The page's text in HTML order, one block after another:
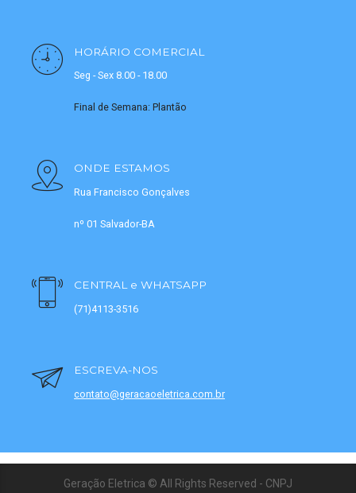
HORÁRIO COMERCIAL
Seg - Sex 8.00 - 18.00
Final de Semana: Plantão
ONDE ESTAMOS
Rua Francisco Gonçalves
nº 01 Salvador-BA
CENTRAL e WHATSAPP
(71)4113-3516
ESCREVA-NOS
contato@geracaoeletrica.com.br
Geração Eletrica © All Rights Reserved - CNPJ